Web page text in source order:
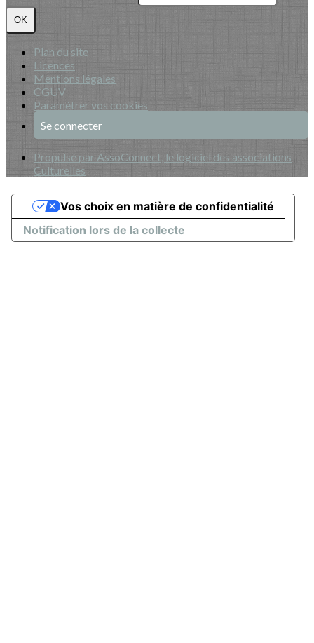
OK
Plan du site
Licences
Mentions légales
CGUV
Paramétrer vos cookies
Se connecter
Propulsé par AssoConnect, le logiciel des associations
Culturelles
Notification lors de la collecte
Vos choix en matière de confidentialité